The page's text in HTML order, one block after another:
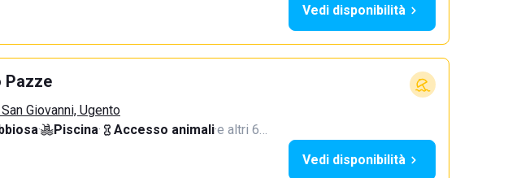
Vedi disponibilità
Pazze
Giovanni, Ugento
· Piscina· Accesso animali·e altri 6…
Vedi disponibilità